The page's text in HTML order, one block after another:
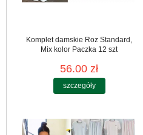
Komplet damskie Roz Standard,
Mix kolor Paczka 12 szt
56.00 zł
szczegóły